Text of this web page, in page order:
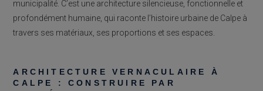
municipalité. C’est une architecture silencieuse, fonctionnelle et
profondément humaine, qui raconte l’histoire urbaine de Calpe à
travers ses matériaux, ses proportions et ses espaces.
ARCHITECTURE VERNACULAIRE À
CALPE : CONSTRUIRE PAR